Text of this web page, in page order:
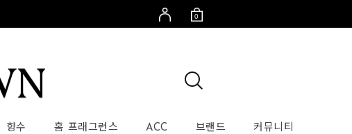
0
향수 홈 프래그런스 ACC 브랜드 커뮤니티